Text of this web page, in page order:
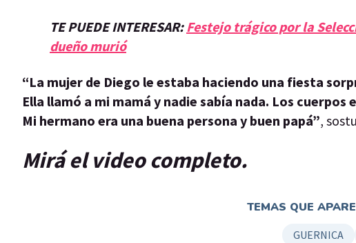
TE PUEDE INTERESAR: Festejo trágico por la
dueño murió
“La mujer de Diego le estaba haciendo una fiesta
Ella llamó a mi mamá y nadie sabía nada. Los
Mi hermano era una buena persona y buen papá”,
Mirá el video completo.
TEMAS QUE
GUERNICA